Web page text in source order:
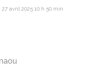
27 avril 2025 10 h 50 min